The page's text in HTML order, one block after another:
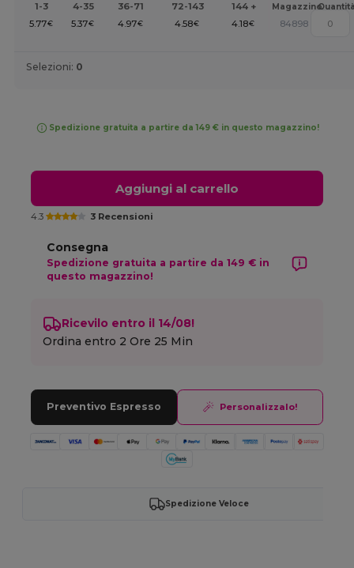
1-3 4-35 36-71 72-143 144 + Magazzino
5.77€ 5.37€ 4.97€ 4.58€ 4.18€ 84898
Selezioni: 0
Spedizione gratuita a partire da 149 € in questo magazzino!
Aggiungi al carrello
4.3 3 Recensioni
Consegna
Spedizione gratuita a partire da 149 € in
questo magazzino!
Ricevilo entro il 14/08!
Ordina entro 2 Ore 25 Min
Preventivo Espresso Personalizzalo!
Spedizione Veloce